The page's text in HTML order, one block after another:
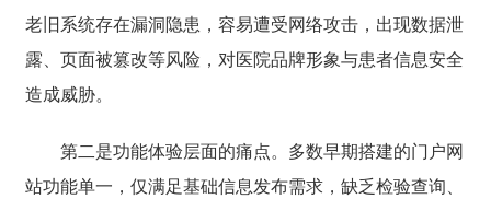
老旧系统存在漏洞隐患，容易遭受网络攻击，出现数据泄
露、页面被篡改等风险，对医院品牌形象与患者信息安全
造成威胁。
第二是功能体验层面的痛点。多数早期搭建的门户网
站功能单一，仅满足基础信息发布需求，缺乏检验查询、